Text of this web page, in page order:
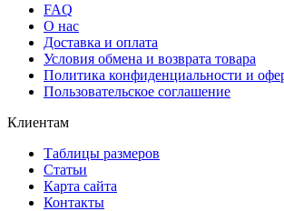
FAQ
О нас
Доставка и оплата
Условия обмена и возврата товара
Политика конфиденциальности и
Пользовательское соглашение
Клиентам
Таблицы размеров
Статьи
Карта сайта
Контакты